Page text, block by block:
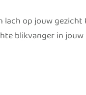
op jouw
blikvanger in